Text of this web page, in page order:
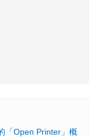
「Open Printer」概